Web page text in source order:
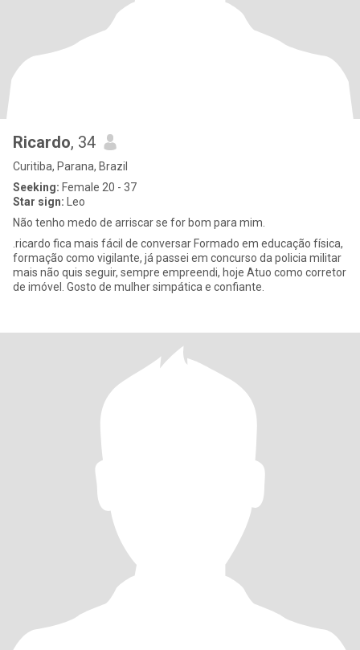
Ricardo, 34
Curitiba, Parana, Brazil
Seeking: Female 20 - 37
Star sign: Leo
Não tenho medo de arriscar se for bom para mim.
.ricardo fica mais fácil de conversar Formado em educação física,
formação como vigilante, já passei em concurso da policia militar
mais não quis seguir, sempre empreendi, hoje Atuo como corretor
de imóvel. Gosto de mulher simpática e confiante.